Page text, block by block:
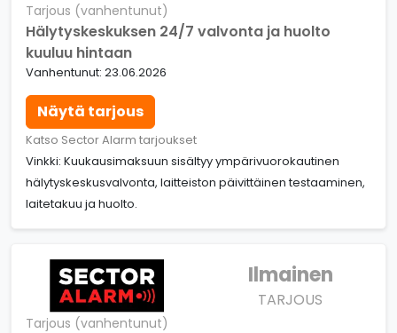
Tarjous (vanhentunut)
Hälytyskeskuksen 24/7 valvonta ja huolto
kuuluu hintaan
Vanhentunut: 23.06.2026
Näytä tarjous
Katso Sector Alarm tarjoukset
Vinkki: Kuukausimaksuun sisältyy ympärivuorokautinen
hälytyskeskusvalvonta, laitteiston päivittäinen testaaminen,
laitetakuu ja huolto.
Ilmainen
TARJOUS
Tarjous (vanhentunut)